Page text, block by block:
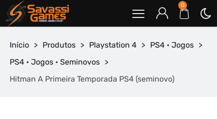
0
Início > Produtos > Playstation 4 > PS4 • Jogos >
PS4 • Jogos • Seminovos >
Hitman A Primeira Temporada PS4 (seminovo)